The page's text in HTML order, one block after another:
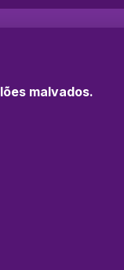
malvados.